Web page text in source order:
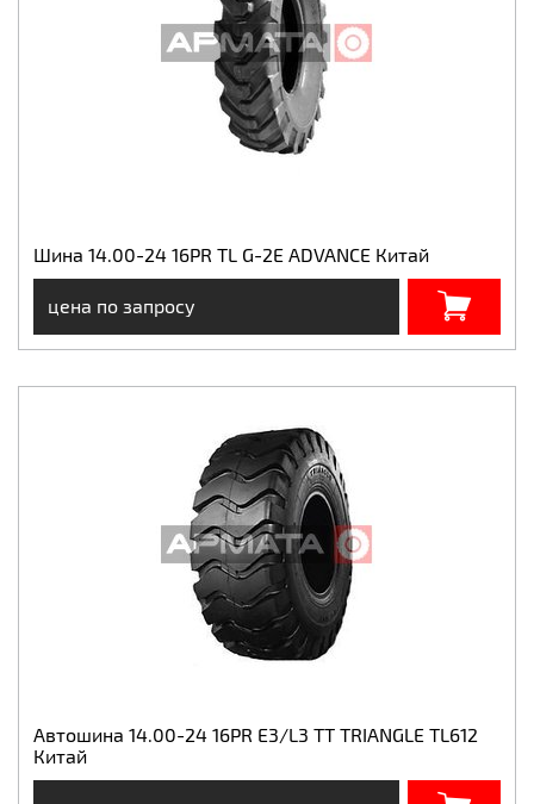
Шина 14.00-24 16PR TL G-2E ADVANCE Китай
цена по запросу
Автошина 14.00-24 16PR E3/L3 TT TRIANGLE TL612
Китай